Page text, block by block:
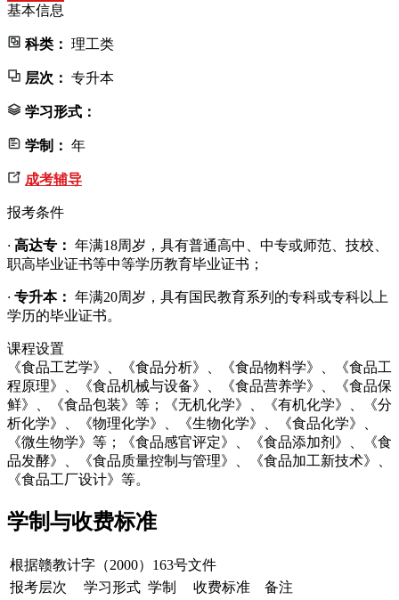
基本信息
科类： 理工类
层次： 专升本
学习形式：
学制： 年
成考辅导
报考条件
· 高达专： 年满18周岁，具有普通高中、中专或师范、技校、
职高毕业证书等中等学历教育毕业证书；
· 专升本： 年满20周岁，具有国民教育系列的专科或专科以上
学历的毕业证书。
课程设置
《食品工艺学》、《食品分析》、《食品物料学》、《食品工
程原理》、《食品机械与设备》、《食品营养学》、《食品保
鲜》、《食品包装》等；《无机化学》、《有机化学》、《分
析化学》、《物理化学》、《生物化学》、《食品化学》、
《微生物学》等；《食品感官评定》、《食品添加剂》、《食
品发酵》、《食品质量控制与管理》、《食品加工新技术》、
《食品工厂设计》等。
学制与收费标准
根据赣教计字（2000）163号文件
报考层次
学习形式 学制 收费标准
备注